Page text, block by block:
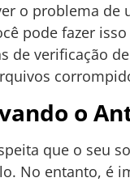
o problema de
pode fazer
de verificação
o
que o seu
No entanto, é